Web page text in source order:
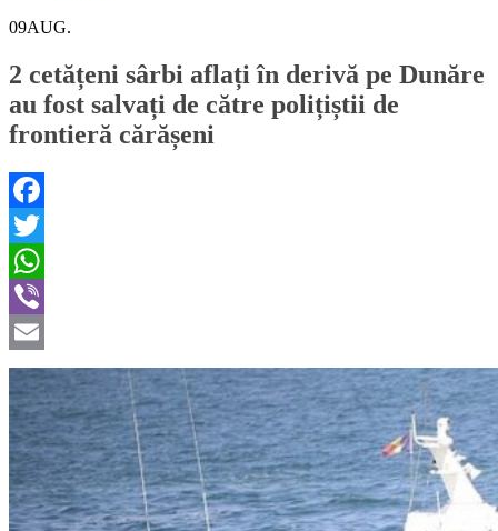
09AUG.
2 cetățeni sârbi aflați în derivă pe Dunăre
au fost salvați de către polițiștii de
frontieră cărășeni
Facebook
Twitter
WhatsApp
Viber
Email